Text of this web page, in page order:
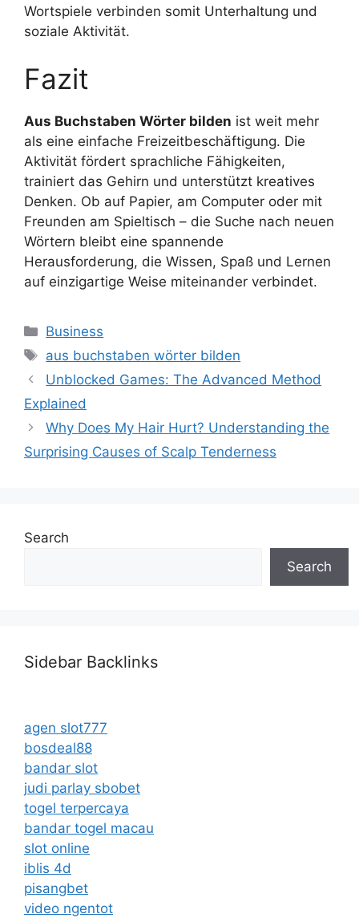
Wortspiele verbinden somit Unterhaltung und
soziale Aktivität.
Fazit
Aus Buchstaben Wörter bilden ist weit mehr
als eine einfache Freizeitbeschäftigung. Die
Aktivität fördert sprachliche Fähigkeiten,
trainiert das Gehirn und unterstützt kreatives
Denken. Ob auf Papier, am Computer oder mit
Freunden am Spieltisch – die Suche nach neuen
Wörtern bleibt eine spannende
Herausforderung, die Wissen, Spaß und Lernen
auf einzigartige Weise miteinander verbindet.
Categories
Business
Tags
aus buchstaben wörter bilden
Unblocked Games: The Advanced Method
Explained
Why Does My Hair Hurt? Understanding the
Surprising Causes of Scalp Tenderness
Search
Search
Sidebar Backlinks
agen slot777
bosdeal88
bandar slot
judi parlay sbobet
togel terpercaya
bandar togel macau
slot online
iblis 4d
pisangbet
video ngentot